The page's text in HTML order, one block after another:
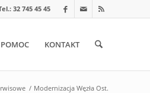
32 745 45 45
POMOC KONTAKT
/ Modernizacja Węzła Ost.